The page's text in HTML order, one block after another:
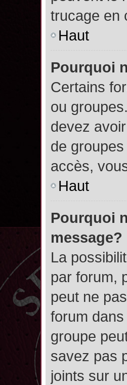
trucage en
Haut
Pourquoi
Certains
ou
devez
de
accès,
Haut
Pourquoi
message?
La
par forum,
peut ne
forum
groupe
savez pas
joints sur